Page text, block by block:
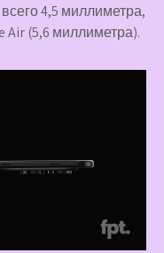
4,5 миллиметра,
Air (5,6 миллиметра).